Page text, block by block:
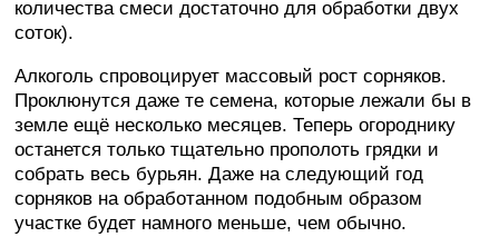
количества смеси достаточно для обработки двух
соток).
Алкоголь спровоцирует массовый рост сорняков.
Проклюнутся даже те семена, которые лежали бы в
земле ещё несколько месяцев. Теперь огороднику
останется только тщательно прополоть грядки и
собрать весь бурьян. Даже на следующий год
сорняков на обработанном подобным образом
участке будет намного меньше, чем обычно.